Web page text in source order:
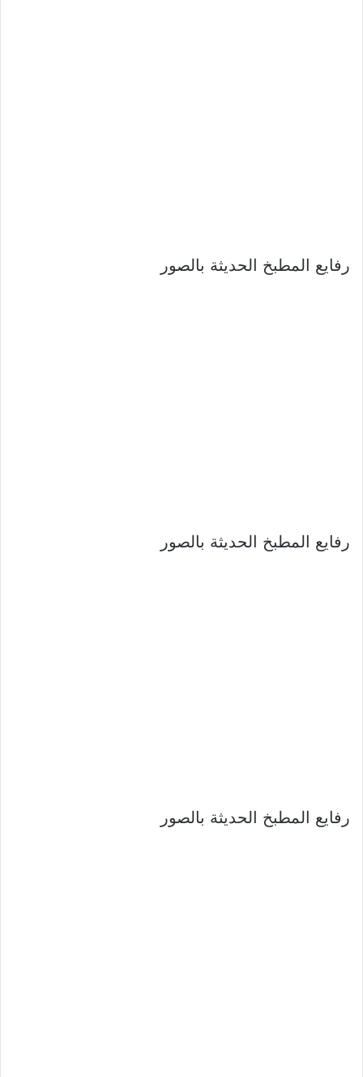
رفايع المطبخ الحديثة بالصور
رفايع المطبخ الحديثة بالصور
رفايع المطبخ الحديثة بالصور